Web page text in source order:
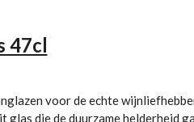
47cl
voor de echte
glas die de duurzame helderheid